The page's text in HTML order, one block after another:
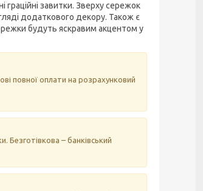
завитки. Зверху сережок
додаткового декору. Також є
будуть яскравим акцентом у
повної оплати на розрахунковий
Безготівкова – банківський